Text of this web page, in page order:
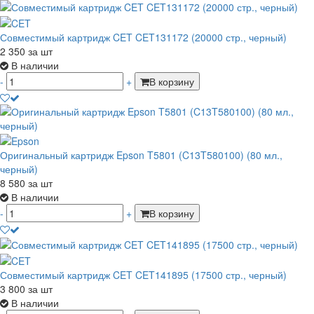
Совместимый картридж CET CET131172 (20000 стр., черный)
2 350 за шт
В наличии
-
+ В корзину
Оригинальный картридж Epson T5801 (C13T580100) (80 мл.,
черный)
8 580 за шт
В наличии
-
+ В корзину
Совместимый картридж CET CET141895 (17500 стр., черный)
3 800 за шт
В наличии